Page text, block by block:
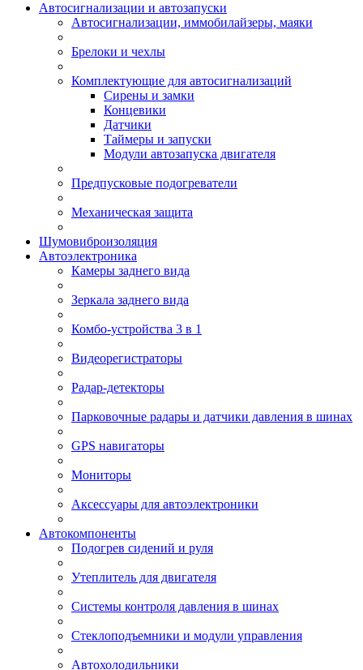
Автосигнализации и автозапуски
Автосигнализации, иммобилайзеры, маяки
Брелоки и чехлы
Комплектующие для автосигнализаций
Сирены и замки
Концевики
Датчики
Таймеры и запуски
Модули автозапуска двигателя
Предпусковые подогреватели
Механическая защита
Шумовиброизоляция
Автоэлектроника
Камеры заднего вида
Зеркала заднего вида
Комбо-устройства 3 в 1
Видеорегистраторы
Радар-детекторы
Парковочные радары и датчики давления в шинах
GPS навигаторы
Мониторы
Аксессуары для автоэлектроники
Автокомпоненты
Подогрев сидений и руля
Утеплитель для двигателя
Системы контроля давления в шинах
Стеклоподъемники и модули управления
Автохолодильники